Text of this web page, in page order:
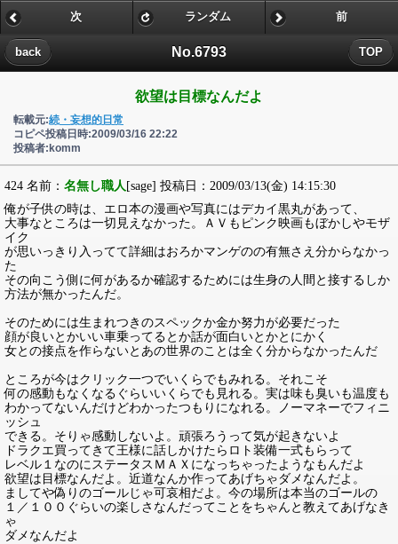
No.6793
back TOP
次 ランダム 前
欲望は目標なんだよ
転載元:続・妄想的日常
コピペ投稿日時:2009/03/16 22:22
投稿者:komm
424 名前： 名無し職人 [sage] 投稿日：2009/03/13(金) 14:15:30
俺が子供の時は、エロ本の漫画や写真にはデカイ黒丸があって、
大事なところは一切見えなかった。ＡＶもピンク映画もぼかしやモザ
イク
が思いっきり入ってて詳細はおろかマンゲのの有無さえ分からなかっ
た
その向こう側に何があるか確認するためには生身の人間と接するしか
方法が無かったんだ。
そのためには生まれつきのスペックか金か努力が必要だった
顔が良いとかいい車乗ってるとか話が面白いとかとにかく
女との接点を作らないとあの世界のことは全く分からなかったんだ
ところが今はクリック一つでいくらでもみれる。それこそ
何の感動もなくなるぐらいいくらでも見れる。実は味も臭いも温度も
わかってないんだけどわかったつもりになれる。ノーマネーでフィニ
ッシュ
できる。そりゃ感動しないよ。頑張ろうって気が起きないよ
ドラクエ買ってきて王様に話しかけたらロト装備一式もらって
レベル１なのにステータスＭＡＸになっちゃったようなもんだよ
欲望は目標なんだよ。近道なんか作ってあげちゃダメなんだよ。
ましてや偽りのゴールじゃ可哀相だよ。今の場所は本当のゴールの
１／１００ぐらいの楽しさなんだってことをちゃんと教えてあげなき
ゃ
ダメなんだよ